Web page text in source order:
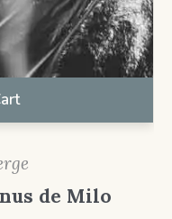
de Milo